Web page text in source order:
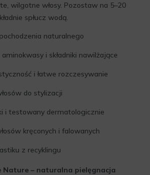
wilgotne włosy. Pozostaw na 5–20
spłucz wodą.
naturalnego
i składniki nawilżające
i łatwe rozczesywanie
do stylizacji
i testowany dermatologicznie
kręconych i falowanych
z recyklingu
Nature – naturalna pielęgnacja